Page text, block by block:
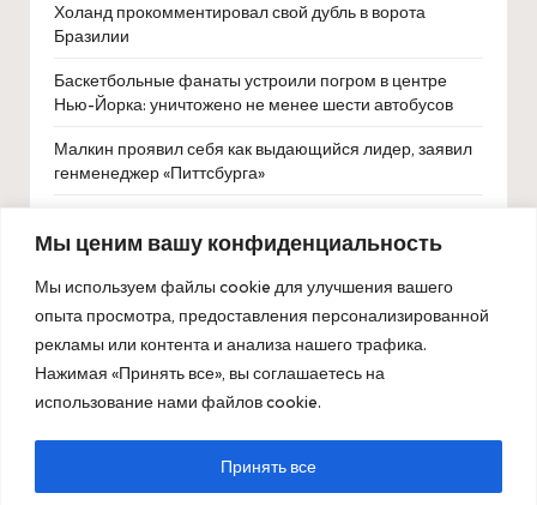
Мы ценим вашу конфиденциальность
Мы используем файлы cookie для улучшения вашего
опыта просмотра, предоставления персонализированной
рекламы или контента и анализа нашего трафика.
Нажимая «Принять все», вы соглашаетесь на
использование нами файлов cookie.
Принять все
Холанд прокомментировал свой дубль в ворота
Бразилии
Баскетбольные фанаты устроили погром в центре
Нью-Йорка: уничтожено не менее шести автобусов
Малкин проявил себя как выдающийся лидер, заявил
генменеджер «Питтсбурга»
шлеме в Астане
Матвей Сафонов вошёл в топ-7 самых дорогих
вратарей мира по версии CIES
FIS в июле рассмотрит вопрос о возвращении
российских лыжников на международную арену